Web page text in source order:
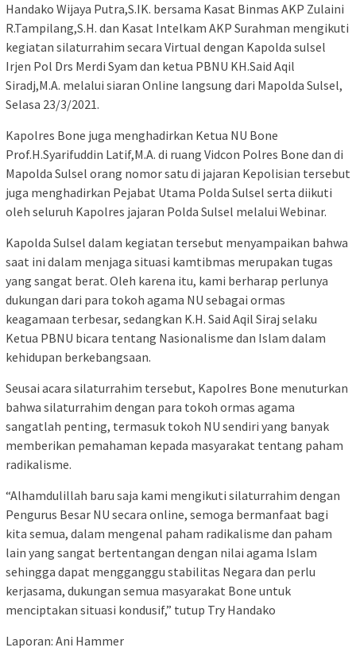
Handako Wijaya Putra,S.IK. bersama Kasat Binmas AKP Zulaini
R.Tampilang,S.H. dan Kasat Intelkam AKP Surahman mengikuti
kegiatan silaturrahim secara Virtual dengan Kapolda sulsel
Irjen Pol Drs Merdi Syam dan ketua PBNU KH.Said Aqil
Siradj,M.A. melalui siaran Online langsung dari Mapolda Sulsel,
Selasa 23/3/2021.
Kapolres Bone juga menghadirkan Ketua NU Bone
Prof.H.Syarifuddin Latif,M.A. di ruang Vidcon Polres Bone dan di
Mapolda Sulsel orang nomor satu di jajaran Kepolisian tersebut
juga menghadirkan Pejabat Utama Polda Sulsel serta diikuti
oleh seluruh Kapolres jajaran Polda Sulsel melalui Webinar.
Kapolda Sulsel dalam kegiatan tersebut menyampaikan bahwa
saat ini dalam menjaga situasi kamtibmas merupakan tugas
yang sangat berat. Oleh karena itu, kami berharap perlunya
dukungan dari para tokoh agama NU sebagai ormas
keagamaan terbesar, sedangkan K.H. Said Aqil Siraj selaku
Ketua PBNU bicara tentang Nasionalisme dan Islam dalam
kehidupan berkebangsaan.
Seusai acara silaturrahim tersebut, Kapolres Bone menuturkan
bahwa silaturrahim dengan para tokoh ormas agama
sangatlah penting, termasuk tokoh NU sendiri yang banyak
memberikan pemahaman kepada masyarakat tentang paham
radikalisme.
“Alhamdulillah baru saja kami mengikuti silaturrahim dengan
Pengurus Besar NU secara online, semoga bermanfaat bagi
kita semua, dalam mengenal paham radikalisme dan paham
lain yang sangat bertentangan dengan nilai agama Islam
sehingga dapat mengganggu stabilitas Negara dan perlu
kerjasama, dukungan semua masyarakat Bone untuk
menciptakan situasi kondusif,” tutup Try Handako
Laporan: Ani Hammer